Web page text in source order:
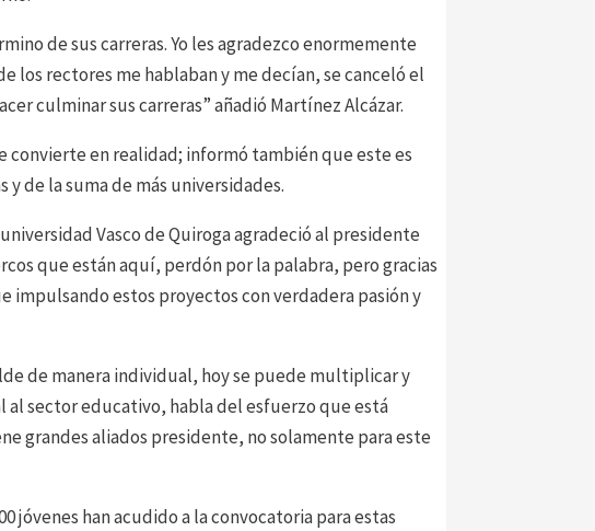
de sus carreras. Yo les agradezco enormemente
los rectores me hablaban y me decían, se canceló el
culminar sus carreras” añadió Martínez Alcázar.
convierte en realidad; informó también que este es
de la suma de más universidades.
Vasco de Quiroga agradeció al presidente
que están aquí, perdón por la palabra, pero gracias
estos proyectos con verdadera pasión y
de manera individual, hoy se puede multiplicar y
al sector educativo, habla del esfuerzo que está
grandes aliados presidente, no solamente para este
jóvenes han acudido a la convocatoria para estas